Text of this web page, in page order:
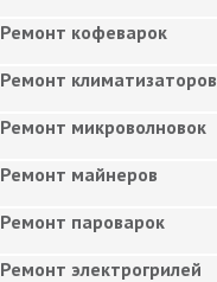
Ремонт кофеварок
Ремонт климатизаторов
Ремонт микроволновок
Ремонт майнеров
Ремонт пароварок
Ремонт электрогрилей